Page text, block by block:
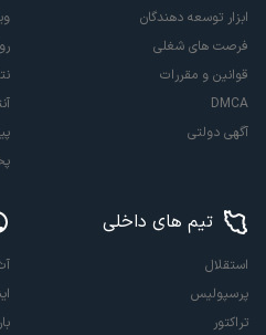
ابزار توسعه دهندگان
فرصت های شغلی
قوانین و مقررات
DMCA
آگهی دولتی
تیم های داخلی
استقلال
پرسپولیس
تراکتور